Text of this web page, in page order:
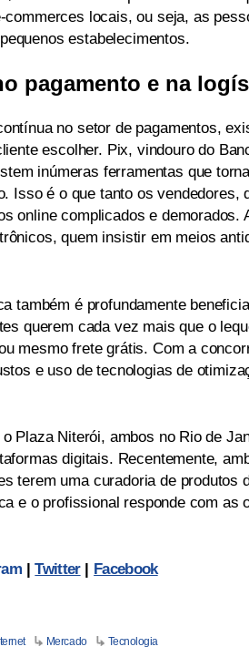
locais, ou seja, as
estabelecimentos.
pagamento e na
no setor de pagamentos,
escolher. Pix, vindouro do
inúmeras ferramentas que
Isso é o que tanto os vendedores,
online complicados e demorados.
quem insistir em meios
também é profundamente
querem cada vez mais que o
mesmo frete grátis. Com a
e uso de tecnologias de
Plaza Niterói, ambos no Rio de
digitais. Recentemente,
terem uma curadoria de
e o profissional responde com as
|Twitter| Facebook
Mercado Tecnologia